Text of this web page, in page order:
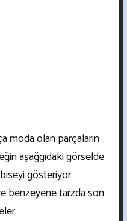
moda olan parçaların
aşağgıdaki görselde
gösteriyor.
benzeyene tarzda son